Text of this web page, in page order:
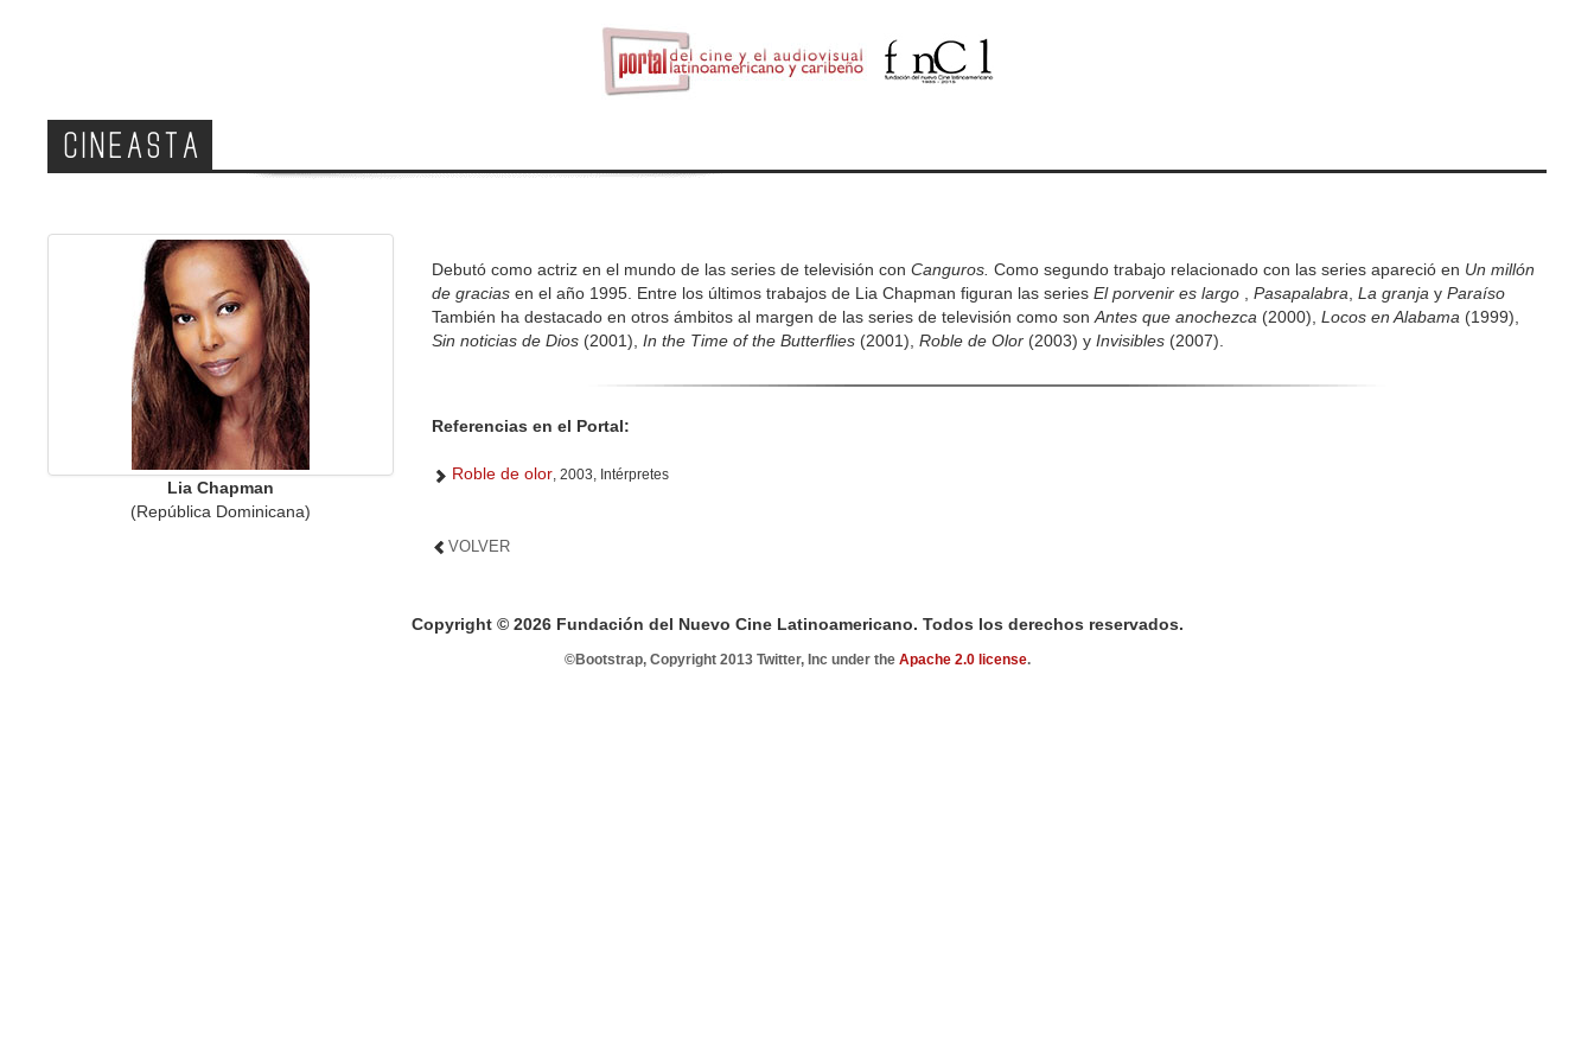
CINEASTA
Lia Chapman
(República Dominicana)
Debutó como actriz en el mundo de las series de televisión conCanguros. Como segundo trabajo relacionado con las series apareció en Un millón
de gracias en el año 1995. Entre los últimos trabajos de Lia Chapman figuran las seriesEl porvenir es largo ,Pasapalabra ,La granja yParaíso
También ha destacado en otros ámbitos al margen de las series de televisión como sonAntes que anochezca (2000),Locos en Alabama (1999),
Sin noticias de Dios (2001),In the Time of the Butterflies (2001),Roble de Olor (2003) yInvisibles (2007).
Referencias en el Portal:
Roble de olor, 2003, Intérpretes
VOLVER
Copyright © 2026 Fundación del Nuevo Cine Latinoamericano. Todos los derechos reservados.
©Bootstrap, Copyright 2013 Twitter, Inc under the Apache 2.0 license.